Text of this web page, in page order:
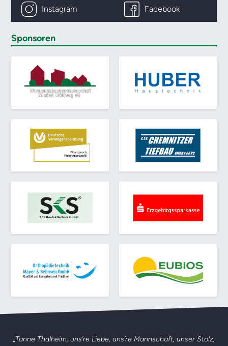
Instagram Facebook
Sponsoren
„Tanne Thalheim, uns’re Liebe, uns’re Mannschaft, unser Stolz,